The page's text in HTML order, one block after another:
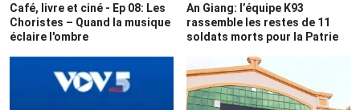
Café, livre et ciné - Ep 08: Les
Choristes – Quand la musique
éclaire l'ombre
An Giang: l’équipe K93
rassemble les restes de 11
soldats morts pour la Patrie